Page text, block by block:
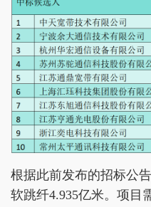
根据此前发布的招标公
软跳纤4.935亿米。项目